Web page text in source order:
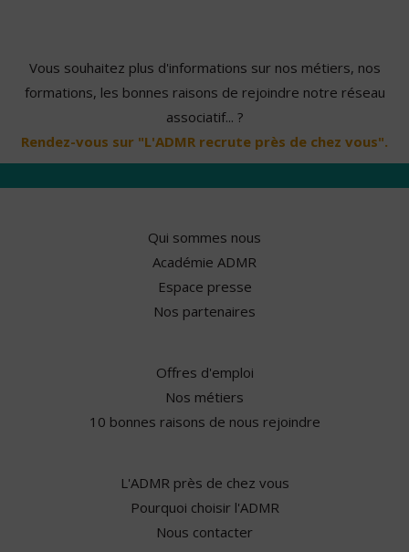
Vous souhaitez plus d'informations sur nos métiers, nos
formations, les bonnes raisons de rejoindre notre réseau
associatif... ?
Rendez-vous sur "L'ADMR recrute près de chez vous".
Qui sommes nous
Académie ADMR
Espace presse
Nos partenaires
Offres d'emploi
Nos métiers
10 bonnes raisons de nous rejoindre
L'ADMR près de chez vous
Pourquoi choisir l'ADMR
Nous contacter